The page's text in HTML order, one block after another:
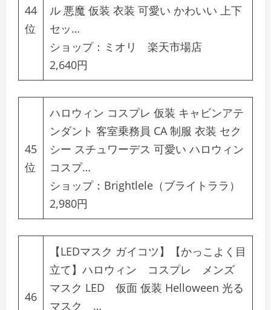
44
位
ル 悪魔 仮装 衣装 可愛い かわいい 上下
セッ…
ショップ： ミオリ 楽天市場店
2,640円
45
位
ハロウィン コスプレ 仮装 キャビンアテ
ンダント 客室乗務員 CA 制服 衣装 セク
シー スチュワーデス 可愛い ハロウィン
コスプ…
ショップ： Brightlele（ブライトララ）
2,980円
46
【LEDマスク ガイコツ】【かっこよく目
立て】ハロウィン コスプレ メンズ
マスク LED 仮面 仮装 Helloween 光る
マスク …